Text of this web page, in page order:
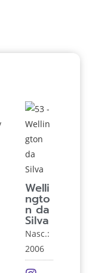
Welli
ngto
n da
Silva
Nasc.:
2006